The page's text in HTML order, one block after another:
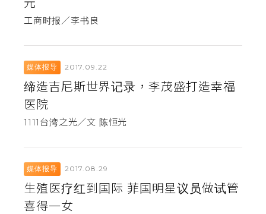
元
工商时报／李书良
媒体报导 2017.09.22
缔造吉尼斯世界记录，李茂盛打造幸福
医院
1111台湾之光／文 陈恒光
媒体报导 2017.08.29
生殖医疗红到国际 菲国明星议员做试管
喜得一女